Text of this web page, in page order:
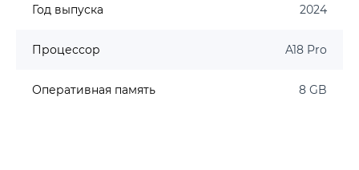
Год выпуска 2024
Процессор A18 Pro
Оперативная память 8 GB